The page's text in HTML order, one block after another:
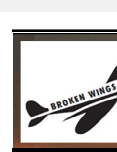
naar